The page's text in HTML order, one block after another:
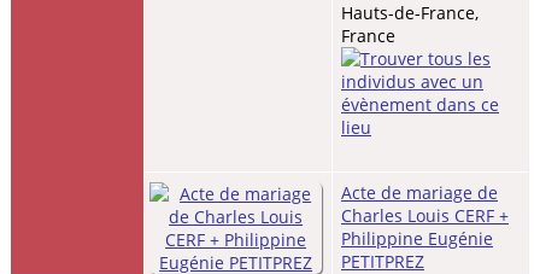
Hauts-de-France,
France
Acte de mariage de
Charles Louis CERF +
Philippine Eugénie
PETITPREZ